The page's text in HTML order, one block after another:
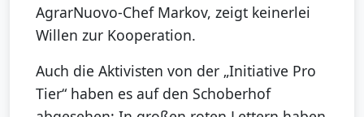
AgrarNuovo-Chef Markov, zeigt keinerlei
Willen zur Kooperation.
Auch die Aktivisten von der „Initiative Pro
Tier“ haben es auf den Schoberhof